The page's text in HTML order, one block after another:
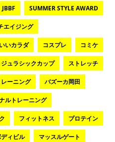
JBBF SUMMER STYLE AWARD
エイジング
いカラダ コスプレ コミケ
ジュラシックカップ ストレッチ
レーニング バズーカ岡田
ルトレーニング
フィットネス プロテイン
ィビル マッスルゲート